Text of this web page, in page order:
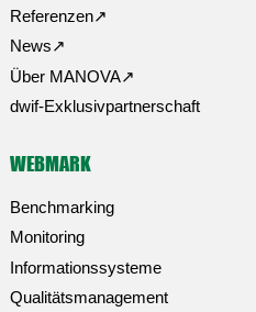
Referenzen
News
Über MANOVA
dwif-Exklusivpartnerschaft
WEBMARK
Benchmarking
Monitoring
Informationssysteme
Qualitätsmanagement